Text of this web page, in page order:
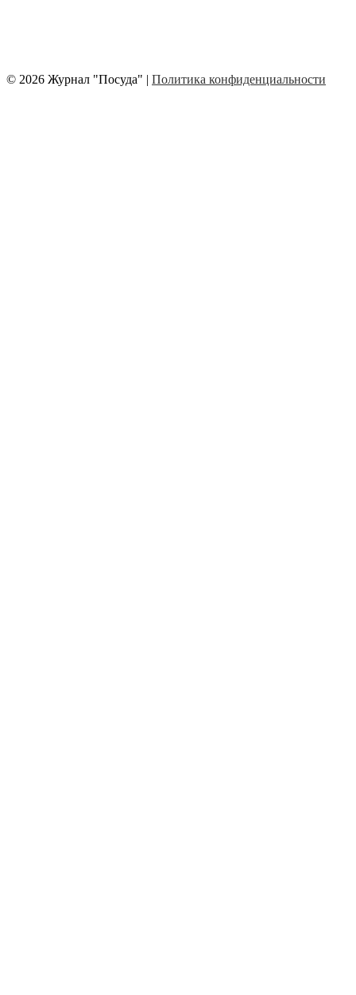
© 2026 Журнал "Посуда" | Политика конфиденциальности